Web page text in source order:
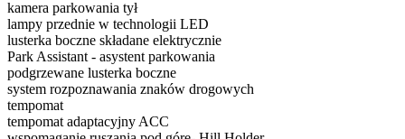
kamera parkowania tył
lampy przednie w technologii LED
lusterka boczne składane elektrycznie
Park Assistant - asystent parkowania
podgrzewane lusterka boczne
system rozpoznawania znaków drogowych
tempomat
tempomat adaptacyjny ACC